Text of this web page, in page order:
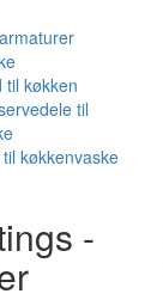
til køkken
til
køkkenvaske
-